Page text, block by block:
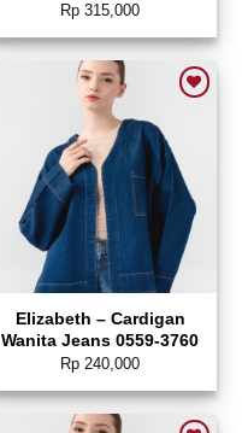
Rp 315,000
Add to wishlist
Elizabeth – Cardigan
Wanita Jeans 0559-3760
Rp 240,000